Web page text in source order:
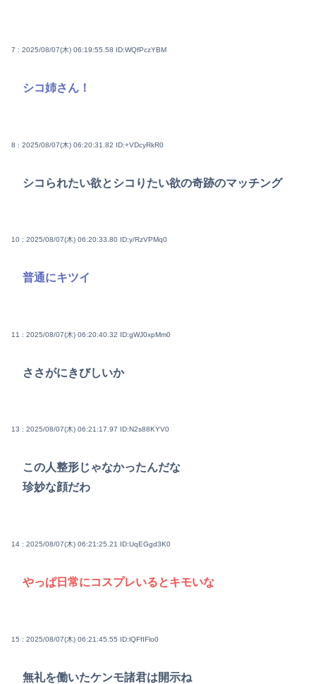
7 : 2025/08/07(木) 06:19:55.58 ID:WQfPczYBM
シコ姉さん！
8 : 2025/08/07(木) 06:20:31.82 ID:+VDcyRkR0
シコられたい欲とシコりたい欲の奇跡のマッチング
10 : 2025/08/07(木) 06:20:33.80 ID:y/RzVPMq0
普通にキツイ
11 : 2025/08/07(木) 06:20:40.32 ID:gWJ0xpMm0
ささがにきびしいか
13 : 2025/08/07(木) 06:21:17.97 ID:N2s88KYV0
この人整形じゃなかったんだな
珍妙な顔だわ
14 : 2025/08/07(木) 06:21:25.21 ID:UqEGgd3K0
やっぱ日常にコスプレいるとキモいな
15 : 2025/08/07(木) 06:21:45.55 ID:lQFfIFlo0
無礼を働いたケンモ諸君は開示ね